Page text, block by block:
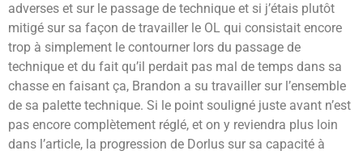
adverses et sur le passage de technique et si j’étais plutôt
mitigé sur sa façon de travailler le OL qui consistait encore
trop à simplement le contourner lors du passage de
technique et du fait qu’il perdait pas mal de temps dans sa
chasse en faisant ça, Brandon a su travailler sur l’ensemble
de sa palette technique. Si le point souligné juste avant n’est
pas encore complètement réglé, et on y reviendra plus loin
dans l’article, la progression de Dorlus sur sa capacité à